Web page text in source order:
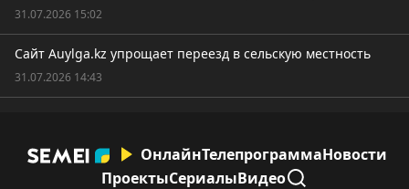
31.07.2026 15:02
Сайт Auylga.kz упрощает переезд в сельскую местность
31.07.2026 14:43
ОнлайнТелепрограммаНовости
ПроектыСериалыВидео